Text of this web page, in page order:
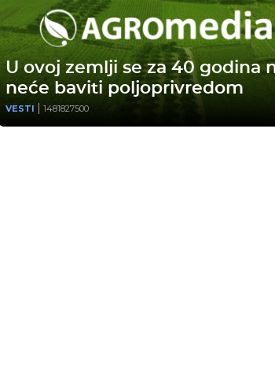
U ovoj zemlji se za 40 godina
neće baviti poljoprivredom
VESTI 1481827500